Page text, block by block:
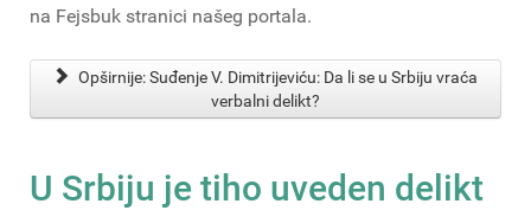
na Fejsbuk stranici našeg portala.
Opširnije: Suđenje V. Dimitrijeviću: Da li se u Srbiju vraća
verbalni delikt?
U Srbiju je tiho uveden delikt